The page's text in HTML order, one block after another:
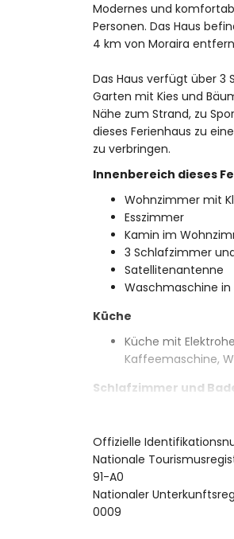
Modernes und
Personen. Das Haus
4 km von Moraira
Das Haus verfügt über 3
Garten mit Kies und
Nähe zum Strand, zu
dieses Ferienhaus zu
zu verbringen.
Innenbereich dieses
Wohnzimmer mit
Esszimmer
Kamin im
3 Schlafzimmer
Satellitenantenne
Waschmaschine in
Küche
Küche mit
Kaffeemaschine,
Schlafzimmer und
Schlafzimmer mit
En-suite
Außenbereich dieses
Offizielle
Nationale
91-A0
Nationaler
0009